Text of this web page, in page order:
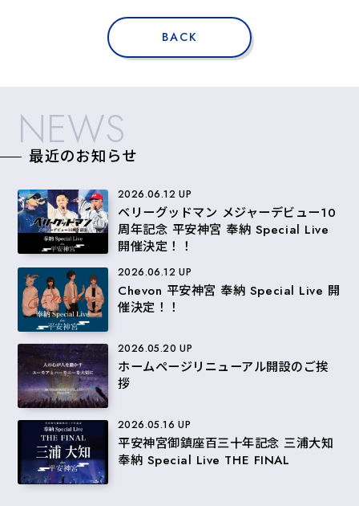
BACK
NEWS
最近のお知らせ
2026.06.12 UP
ベリーグッドマン メジャーデビュー10
周年記念 平安神宮 奉納 Special Live
開催決定！！
2026.06.12 UP
Chevon 平安神宮 奉納 Special Live 開
催決定！！
2026.05.20 UP
ホームページリニューアル開設のご挨
拶
2026.05.16 UP
平安神宮御鎮座百三十年記念 三浦大知
奉納 Special Live THE FINAL